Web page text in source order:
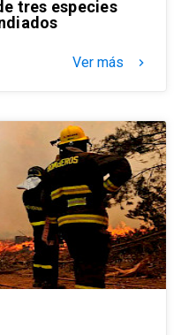
tres especies
Ver más keyboard_arrow_right